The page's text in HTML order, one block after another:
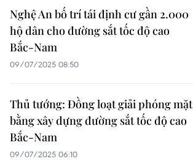
Nghệ An bố trí tái định cư gần 2.000
hộ dân cho đường sắt tốc độ cao
Bắc-Nam
09/07/2025 08:50
Thủ tướng: Đồng loạt giải phóng mặt
bằng xây dựng đường sắt tốc độ cao
Bắc-Nam
09/07/2025 06:10